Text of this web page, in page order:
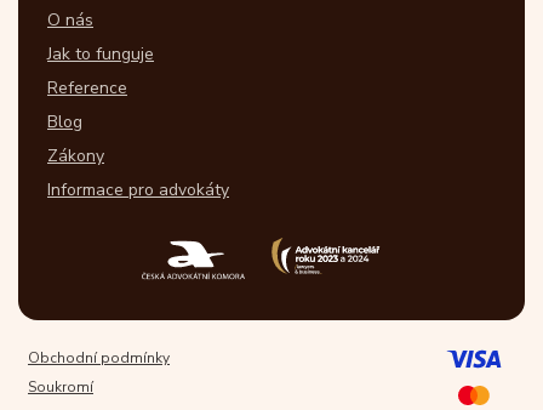
O nás
Jak to funguje
Reference
Blog
Zákony
Informace pro advokáty
Obchodní podmínky
Soukromí